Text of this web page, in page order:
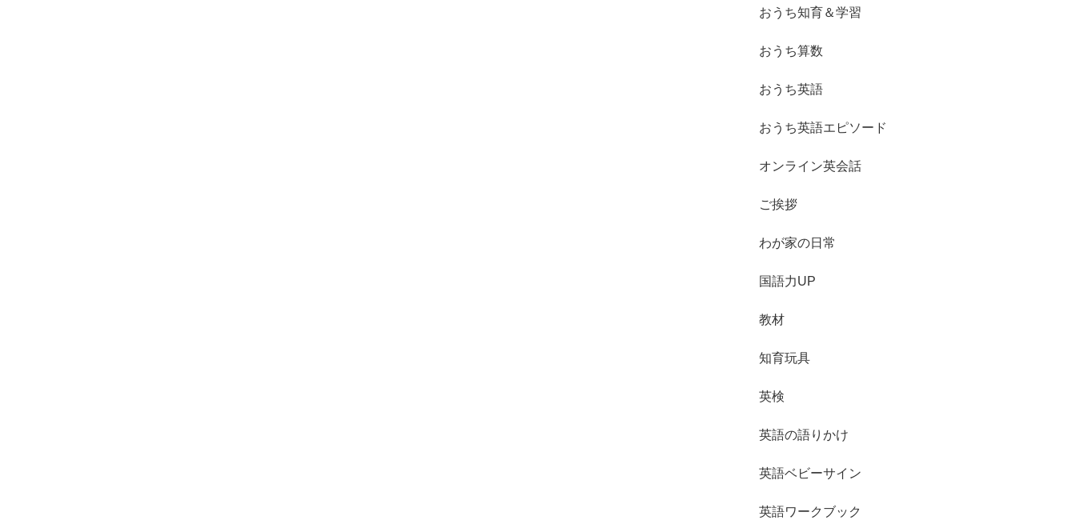
おうち知育＆学習
おうち算数
おうち英語
おうち英語エピソード
オンライン英会話
ご挨拶
わが家の日常
国語力UP
教材
知育玩具
英検
英語の語りかけ
英語ベビーサイン
英語ワークブック